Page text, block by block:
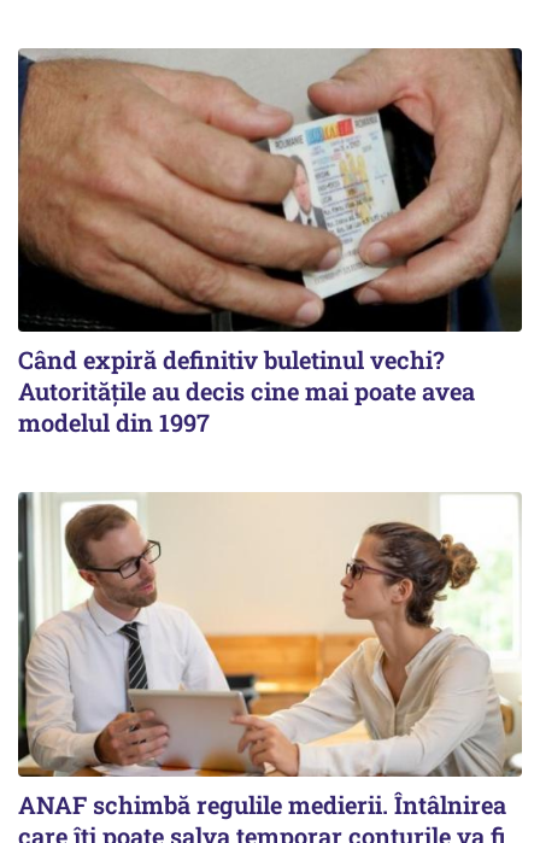
Când expiră definitiv buletinul vechi?
Autoritățile au decis cine mai poate avea
modelul din 1997
ANAF schimbă regulile medierii. Întâlnirea
care îți poate salva temporar conturile va fi